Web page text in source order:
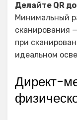
Делайте QR
Минимальный
сканирования
при
идеальном
Директ-